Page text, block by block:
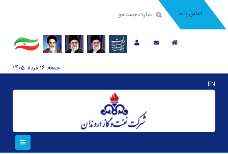
تماس با ما
جمعه, 16 مرداد 1405
EN